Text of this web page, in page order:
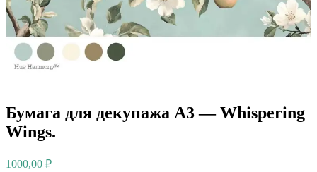
Бумага для декупажа А3 — Whispering
Wings.
1000,00 ₽